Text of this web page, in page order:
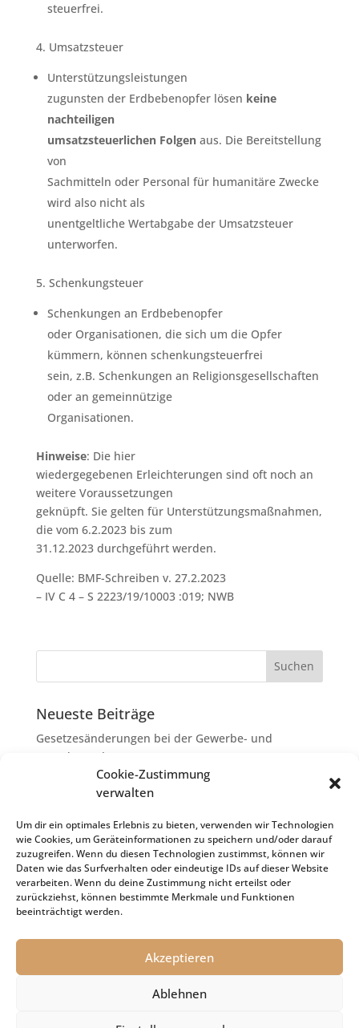
Cookie-Zustimmung
verwalten
Um dir ein optimales Erlebnis zu bieten, verwenden wir Technologien
wie Cookies, um Geräteinformationen zu speichern und/oder darauf
zuzugreifen. Wenn du diesen Technologien zustimmst, können wir
Daten wie das Surfverhalten oder eindeutige IDs auf dieser Website
verarbeiten. Wenn du deine Zustimmung nicht erteilst oder
zurückziehst, können bestimmte Merkmale und Funktionen
beeinträchtigt werden.
Akzeptieren
Ablehnen
steuerfrei.
4. Umsatzsteuer
Unterstützungsleistungen
zugunsten der Erdbebenopfer lösen keine
nachteiligen
umsatzsteuerlichen Folgenaus. Die Bereitstellung
von
Sachmitteln oder Personal für humanitäre Zwecke
wird also nicht als
unentgeltliche Wertabgabe der Umsatzsteuer
unterworfen.
5. Schenkungsteuer
Schenkungen an Erdbebenopfer
oder Organisationen, die sich um die Opfer
kümmern, können schenkungsteuerfrei
sein, z.B. Schenkungen an Religionsgesellschaften
oder an gemeinnützige
Organisationen.
Hinweise: Die hier
wiedergegebenen Erleichterungen sind oft noch an
weitere Voraussetzungen
geknüpft. Sie gelten für Unterstützungsmaßnahmen,
die vom 6.2.2023 bis zum
31.12.2023 durchgeführt werden.
Quelle: BMF-Schreiben v. 27.2.2023
– IV C 4 – S 2223/19/10003 :019; NWB
Neueste Beiträge
Gesetzesänderungen bei der Gewerbe- und
Grunderwerbsteuer
Erbschaftsteuer: Rechtsanwaltskosten bei Streit über
Erbauseinandersetzung als
Umsatzsteuer-Umrechnungskurse Juli 2026
Keine Steuerfreiheit eines sog. Konfusionsgewinns
bei Mutterkapitalgesellschaft
Schenkungsteuer: Zinssatz von 5,5 % für die
Impressum
Datenschutz
Cookie-Richtlinie (EU)